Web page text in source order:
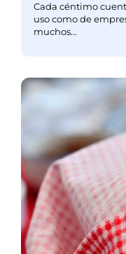
Cada céntimo
uso como de
muchos...